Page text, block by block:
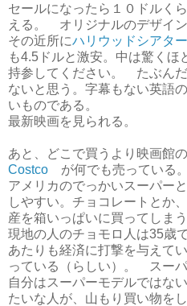
セールになったら１０ドルく
える。 オリジナルのデザイン
その近所にハリウッドシアター
も4.5ドルと激安。中は驚くほ
持参してください。 たぶん
ないと思う。字幕もない英語
いものである。
最新映画を見られる。
あと、どこで買うより映画館
Costco が何でも売っている。
アメリカのでっかいスーパー
しやすい。チョコレートとか
産を箱いっぱいに買ってしま
現地の人のチョモロ人は35歳
あたりも経済に打撃を与えて
っている（らしい）。 スーパ
自分はスーパーモデルではな
たいな人が、山もり買い物を